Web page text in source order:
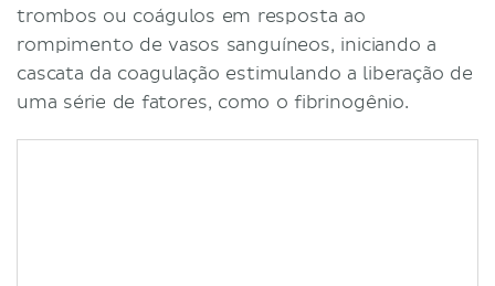
trombos ou coágulos em resposta ao
rompimento de vasos sanguíneos, iniciando a
cascata da coagulação estimulando a liberação de
uma série de fatores, como o fibrinogênio.